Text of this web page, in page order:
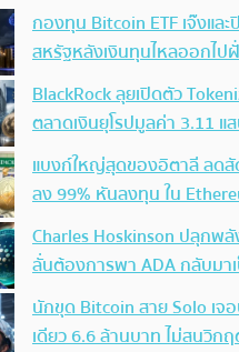
กองทุน Bitcoin ETF เจ๊งแล
สหรัฐหลังเงินทุนไหลออกไป
BlackRock ลุยเปิดตัว
ตลาดเงินยุโรปมูลค่า 3.11 แ
แบงก์ใหญ่สุดของอิตาลี ลดสั
ลง 99% หันลงทุน ใน
Charles Hoskinson ปลุกพ
ลั่นต้องการพา ADA กลับมา
นักขุด Bitcoin สาย Solo เ
เดียว 6.6 ล้านบาท ไม่สนวิก